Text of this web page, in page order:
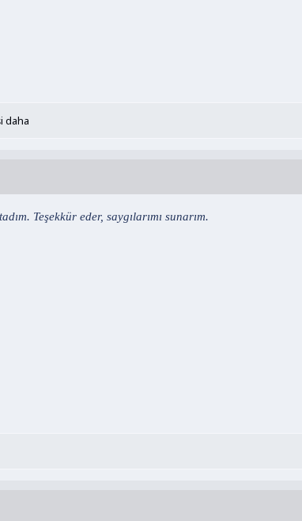
daha
Teşekkür eder, saygılarımı sunarım.